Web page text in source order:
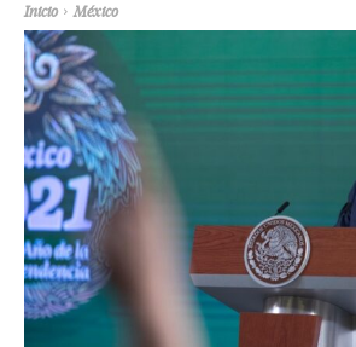
Inicio México